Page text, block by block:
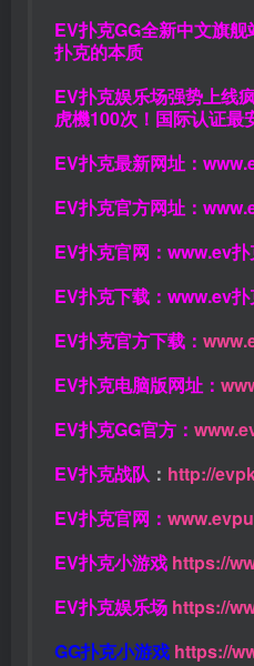
EV扑克GG全新中文旗舰
扑克的本质
EV扑克娱乐场强势上线
虎機100次！国际认证最
EV扑克最新网址：
EV扑克官方网址：
EV扑克官网： www.ev
EV扑克下载： www.ev
EV扑克官方下载：
EV扑克电脑版网址：
EV扑克GG官方：
EV扑克战队 ： http://
EV扑克官网：
EV扑克小游戏 https://
EV扑克娱乐场 https://
GG扑克小游戏 https://